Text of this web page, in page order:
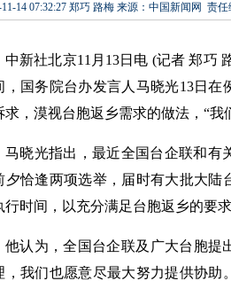
14 07:32:27 郑巧 路梅 来源：中国新闻网 责任
中新社北京11月13日电 (记者 郑巧
，国务院台办发言人马晓光13日
求，漠视台胞返乡需求的做法，“我
马晓光指出，最近全国台企联和有
夕恰逢两项选举，届时有大批大陆
行时间，以充分满足台胞返乡的要求
他认为，全国台企联及广大台胞提
，我们也愿意尽最大努力提供协助